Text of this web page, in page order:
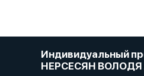
Индивидуальный
НЕРСЕСЯН